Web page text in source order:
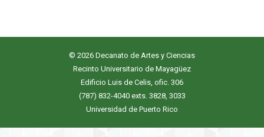
© 2026 Decanato de Artes y Ciencias
Recinto Universitario de Mayagüez
Edificio Luis de Celis, ofic. 306
(787) 832-4040 exts. 3828, 3033
Universidad de Puerto Rico